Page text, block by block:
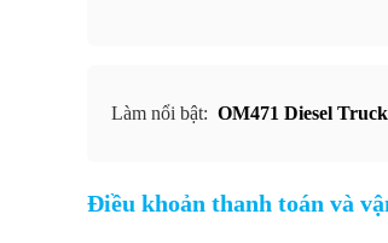
Làm nổi bật: OM471 Diesel
Điều khoản thanh toán và